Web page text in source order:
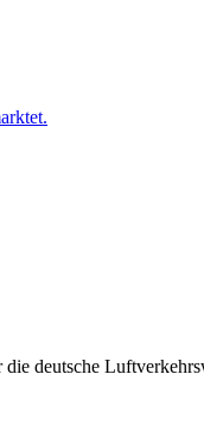
deutsche